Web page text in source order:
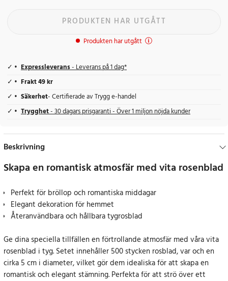
PRODUKTEN HAR UTGÅTT
Produkten har utgått
Expressleverans- Leverans på 1 dag*
Frakt 49 kr
Säkerhet- Certifierade av Trygg e-handel
Trygghet- 30 dagars prisgaranti - Över 1 miljon nöjda kunder
Beskrivning
Skapa en romantisk atmosfär med vita rosenblad
Perfekt för bröllop och romantiska middagar
Elegant dekoration för hemmet
Återanvändbara och hållbara tygrosblad
Ge dina speciella tillfällen en förtrollande atmosfär med våra vita
rosenblad i tyg. Setet innehåller 500 stycken rosblad, var och en
cirka 5 cm i diameter, vilket gör dem idealiska för att skapa en
romantisk och elegant stämning. Perfekta för att strö över ett